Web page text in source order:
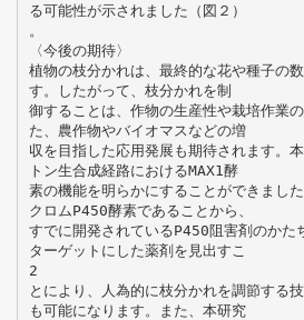
る可能性が示されました（図２）
。
〈今後の期待〉
植物の枝分かれは、最終的な花や種子の
す。したがって、枝分かれを制
御することは、作物の生産性や栽培作業
た、農作物やバイオマスなどの増
収を目指した応用発展も期待されます。
トン生合成経路におけるMAX1酵
素の機能を明らかにすることができまし
クロムP450酵素であることから、
すでに開発されているP450阻害剤のかた
ターゲットにした薬剤を見出すこ
2
とにより、人為的に枝分かれを調節する
も可能になります。また、本研究